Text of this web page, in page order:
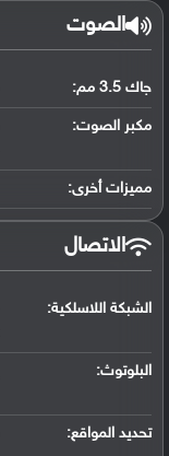
الصوت
جاك 3.5 مم:
مكبر الصوت:
مميزات أخرى:
الاتصال
الشبكة اللاسلكية:
البلوتوث:
تحديد المواقع: